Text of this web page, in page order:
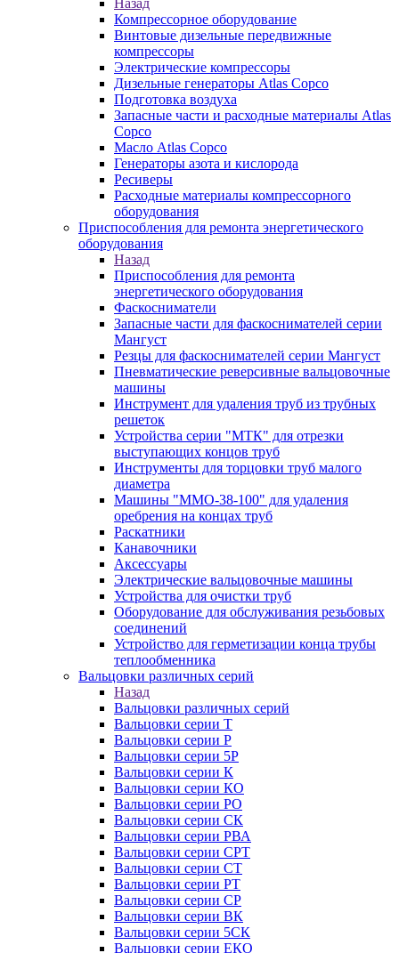
Назад
Компрессорное оборудование
Винтовые дизельные передвижные
компрессоры
Электрические компрессоры
Дизельные генераторы Atlas Copco
Подготовка воздуха
Запасные части и расходные материалы Atlas
Copco
Масло Atlas Copco
Генераторы азота и кислорода
Ресиверы
Расходные материалы компрессорного
оборудования
Приспособления для ремонта энергетического
оборудования
Назад
Приспособления для ремонта
энергетического оборудования
Фаскосниматели
Запасные части для фаскоснимателей серии
Мангуст
Резцы для фаскоснимателей серии Мангуст
Пневматические реверсивные вальцовочные
машины
Инструмент для удаления труб из трубных
решеток
Устройства серии "МТК" для отрезки
выступающих концов труб
Инструменты для торцовки труб малого
диаметра
Машины "ММО-38-100" для удаления
оребрения на концах труб
Раскатники
Канавочники
Аксессуары
Электрические вальцовочные машины
Устройства для очистки труб
Оборудование для обслуживания резьбовых
соединений
Устройство для герметизации конца трубы
теплообменника
Вальцовки различных серий
Назад
Вальцовки различных серий
Вальцовки серии Т
Вальцовки серии Р
Вальцовки серии 5Р
Вальцовки серии К
Вальцовки серии КО
Вальцовки серии РО
Вальцовки серии СК
Вальцовки серии РВА
Вальцовки серии СРТ
Вальцовки серии СТ
Вальцовки серии РТ
Вальцовки серии СР
Вальцовки серии ВК
Вальцовки серии 5СК
Вальцовки серии ЕКО